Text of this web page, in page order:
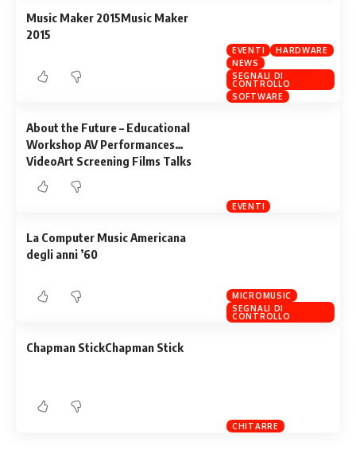
EVENTI
HARDWARE
NEWS
SEGNALI DI
CONTROLLO
SOFTWARE
Music Maker 2015Music Maker
2015
EVENTI
About the Future – Educational
Workshop AV Performances
VideoArt Screening Films Talks
MICROMUSIC
SEGNALI DI
CONTROLLO
La Computer Music Americana
degli anni ’60
CHITARRE
Chapman StickChapman Stick